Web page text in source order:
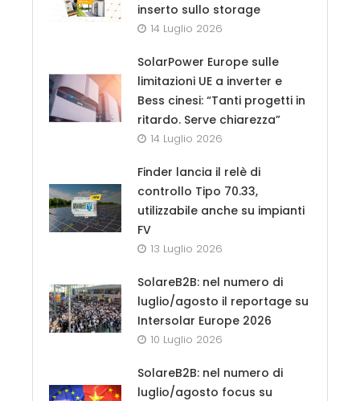
inserto sullo storage
14 Luglio 2026
SolarPower Europe sulle
limitazioni UE a inverter e
Bess cinesi: “Tanti progetti in
ritardo. Serve chiarezza”
14 Luglio 2026
Finder lancia il relè di
controllo Tipo 70.33,
utilizzabile anche su impianti
FV
13 Luglio 2026
SolareB2B: nel numero di
luglio/agosto il reportage su
Intersolar Europe 2026
10 Luglio 2026
SolareB2B: nel numero di
luglio/agosto focus su